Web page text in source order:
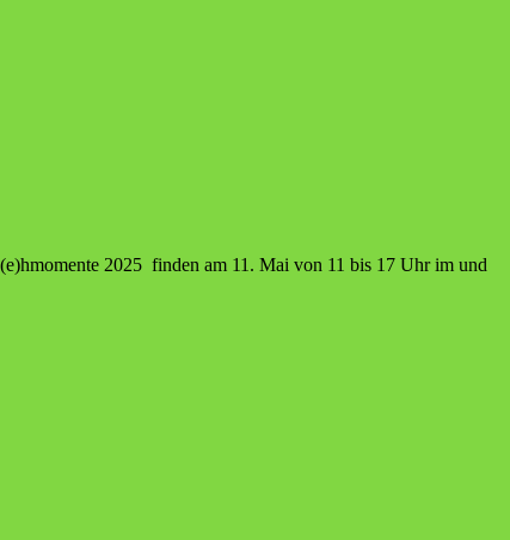
2025 finden am 11. Mai von 11 bis 17 Uhr im und